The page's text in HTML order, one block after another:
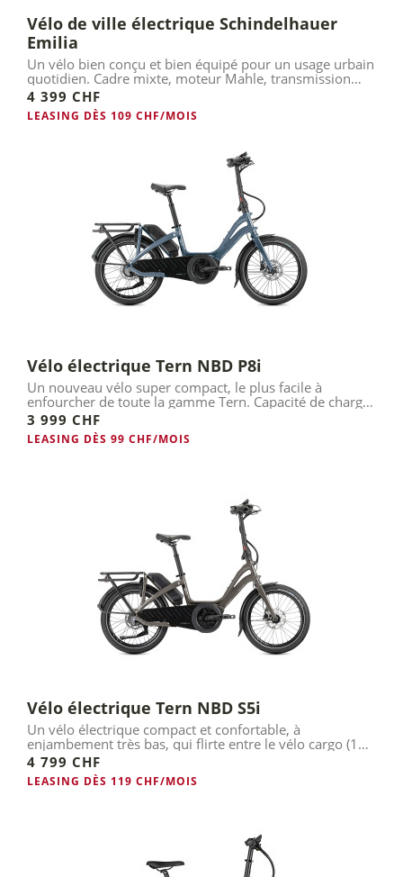
Vélo de ville électrique Schindelhauer
Emilia
Un vélo bien conçu et bien équipé pour un usage urbain
quotidien. Cadre mixte, moteur Mahle, transmission
Pinion.
4 399 CHF
LEASING DÈS 109 CHF/MOIS
Vélo électrique Tern NBD P8i
Un nouveau vélo super compact, le plus facile à
enfourcher de toute la gamme Tern. Capacité de charge
de 140 kg et...
3 999 CHF
LEASING DÈS 99 CHF/MOIS
Vélo électrique Tern NBD S5i
Un vélo électrique compact et confortable, à
enjambement très bas, qui flirte entre le vélo cargo (140
kg de capacité...
4 799 CHF
LEASING DÈS 119 CHF/MOIS